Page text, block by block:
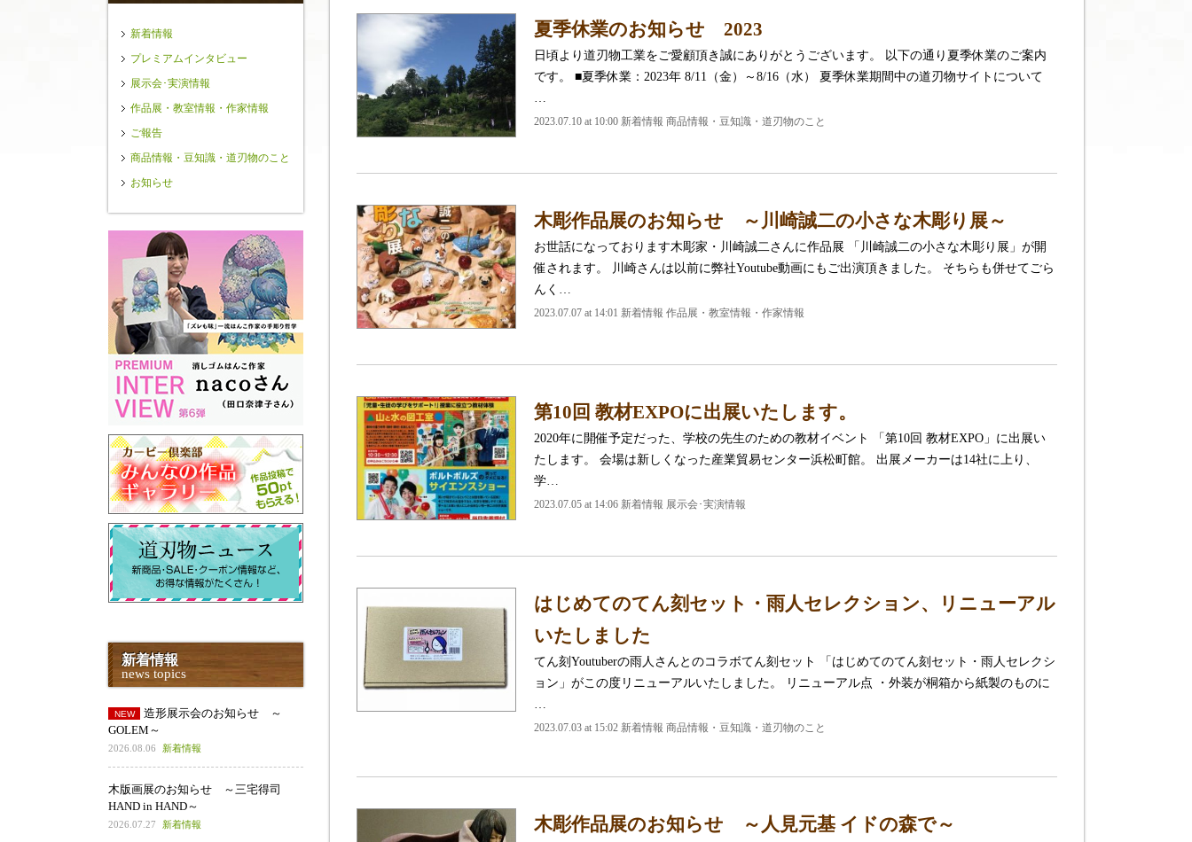
夏季休業のお知らせ 2023
日頃より道刃物工業をご愛顧頂き誠にありがとうございます。 以下の通り夏季休業のご案内
です。 ■夏季休業：2023年 8/11（金）～8/16（水） 夏季休業期間中の道刃物サイトについて
2023.07.10 at 10:00 新着情報 商品情報・豆知識・道刃物のこと
木彫作品展のお知らせ ～川崎誠二の小さな木彫り展～
お世話になっております木彫家・川崎誠二さんに作品展 「川崎誠二の小さな木彫り展」が開
催されます。 川崎さんは以前に弊社Youtube動画にもご出演頂きました。 そちらも併せてごら
んく…
2023.07.07 at 14:01 新着情報 作品展・教室情報・作家情報
第10回 教材EXPOに出展いたします。
2020年に開催予定だった、学校の先生のための教材イベント 「第10回 教材EXPO」に出展い
たします。 会場は新しくなった産業貿易センター浜松町館。 出展メーカーは14社に上り、
学…
2023.07.05 at 14:06 新着情報 展示会･実演情報
はじめてのてん刻セット・雨人セレクション、リニューアル
いたしました
てん刻Youtuberの雨人さんとのコラボてん刻セット 「はじめてのてん刻セット・雨人セレクシ
ョン」がこの度リニューアルいたしました。 リニューアル点 ・外装が桐箱から紙製のものに
2023.07.03 at 15:02 新着情報 商品情報・豆知識・道刃物のこと
木彫作品展のお知らせ ～人見元基 イドの森で～
新着情報
プレミアムインタビュー
展示会･実演情報
作品展・教室情報・作家情報
ご報告
商品情報・豆知識・道刃物のこと
お知らせ
新着情報
news topics
造形展示会のお知らせ ～
GOLEM～
2026.08.06 新着情報
木版画展のお知らせ ～三宅得司
HAND in HAND～
2026.07.27 新着情報